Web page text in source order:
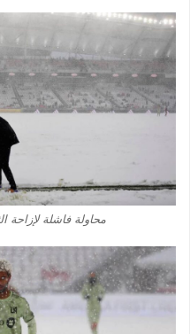
محاولة فاشلة